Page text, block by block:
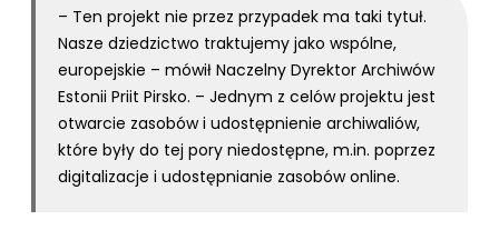
– Ten projekt nie przez przypadek ma taki tytuł.
Nasze dziedzictwo traktujemy jako wspólne,
europejskie – mówił Naczelny Dyrektor Archiwów
Estonii Priit Pirsko. – Jednym z celów projektu jest
otwarcie zasobów i udostępnienie archiwaliów,
które były do tej pory niedostępne, m.in. poprzez
digitalizacje i udostępnianie zasobów online.